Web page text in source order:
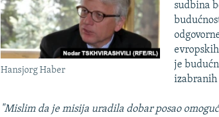
Hansjorg Haber
sudbina
je
"Mislim da je misija uradila dobar posao